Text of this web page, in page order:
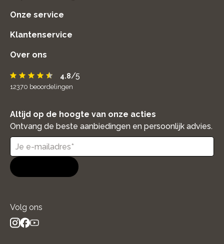
Onze service
Klantenservice
Over ons
4.8/5
12370 beoordelingen
Altijd op de hoogte van onze acties
Ontvang de beste aanbiedingen en persoonlijk advies.
Volg ons